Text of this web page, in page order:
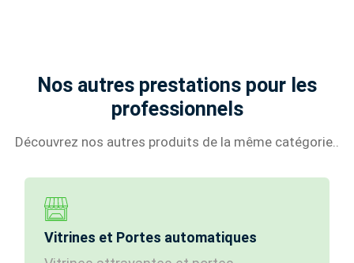
Nos autres prestations pour les
professionnels
Découvrez nos autres produits de la même catégorie..
Vitrines et Portes automatiques